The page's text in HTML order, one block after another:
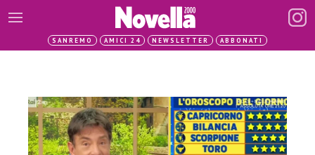
SANREMO AMICI 24 NEWSLETTER ABBONATI